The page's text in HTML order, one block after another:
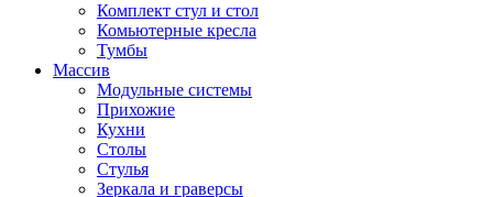
Комплект стул и стол
Комьютерные кресла
Тумбы
Массив
Модульные системы
Прихожие
Кухни
Столы
Стулья
Зеркала и граверсы